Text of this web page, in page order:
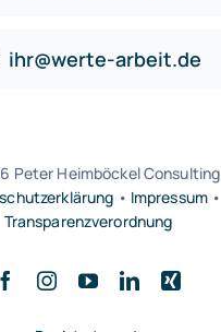
ihr@werte-arbeit.de
Peter Heimböckel Consulting
• Impressum •
Transparenzverordnung